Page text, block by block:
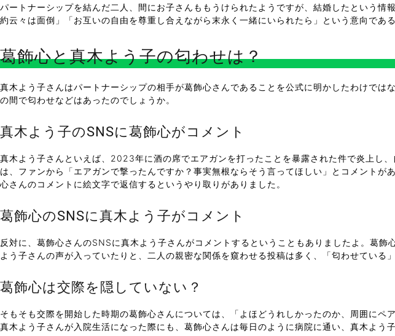
パートナーシップを結んだ二人、間にお子さんももうけられたようですが、結婚したという
約云々は面倒」「お互いの自由を尊重し合えながら末永く一緒にいられたら」という意向で
葛飾心と真木よう子の匂わせは？
真木よう子さんはパートナーシップの相手が葛飾心さんであることを公式に明かしたわけで
の間で匂わせなどはあったのでしょうか。
真木よう子のSNSに葛飾心がコメント
真木よう子さんといえば、2023年に酒の席でエアガンを打ったことを暴露された件で炎上し
は、ファンから「エアガンで撃ったんですか？事実無根ならそう言ってほしい」とコメント
心さんのコメントに絵文字で返信するというやり取りがありました。
葛飾心のSNSに真木よう子がコメント
反対に、葛飾心さんのSNSに真木よう子さんがコメントするということもありましたよ。葛
よう子さんの声が入っていたりと、二人の親密な関係を窺わせる投稿は多く、「匂わせている
葛飾心は交際を隠していない？
そもそも交際を開始した時期の葛飾心さんについては、「よほどうれしかったのか、周囲に
真木よう子さんが入院生活になった際にも、葛飾心さんは毎日のように病院に通い、真木よう